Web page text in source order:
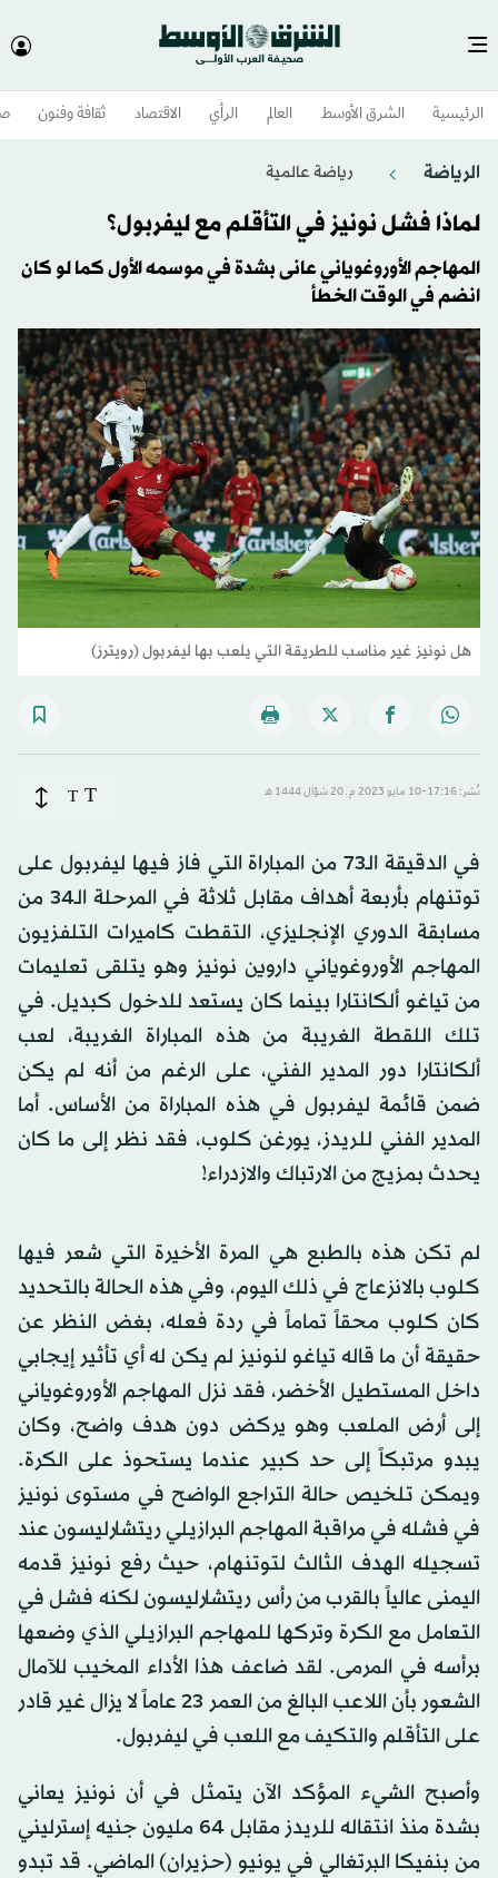
الرئيسية الشرق الأوسط​ العالم الرأي الاقتصاد ثقافة وفنون
الرياضة رياضة عالمية
لماذا فشل نونيز في التأقلم مع ليفربول؟
المهاجم الأوروغوياني عانى بشدة في موسمه الأول كما لو كان
انضم في الوقت الخطأ
هل نونيز غير مناسب للطريقة التي يلعب بها ليفربول (رويترز)
نُشر: 17:16-10 مايو 2023 م ـ 20 شوّال 1444 هـ T
T
في الدقيقة الـ73 من المباراة التي فاز فيها ليفربول على
توتنهام بأربعة أهداف مقابل ثلاثة في المرحلة الـ34 من
مسابقة الدوري الإنجليزي، التقطت كاميرات التلفزيون
المهاجم الأوروغوياني داروين نونيز وهو يتلقى تعليمات
من تياغو ألكانتارا بينما كان يستعد للدخول كبديل. في
تلك اللقطة الغريبة من هذه المباراة الغريبة، لعب
ألكانتارا دور المدير الفني، على الرغم من أنه لم يكن
ضمن قائمة ليفربول في هذه المباراة من الأساس. أما
المدير الفني للريدز، يورغن كلوب، فقد نظر إلى ما كان
يحدث بمزيج من الارتباك والازدراء!
لم تكن هذه بالطبع هي المرة الأخيرة التي شعر فيها
كلوب بالانزعاج في ذلك اليوم، وفي هذه الحالة بالتحديد
كان كلوب محقاً تماماً في ردة فعله، بغض النظر عن
حقيقة أن ما قاله تياغو لنونيز لم يكن له أي تأثير إيجابي
داخل المستطيل الأخضر، فقد نزل المهاجم الأوروغوياني
إلى أرض الملعب وهو يركض دون هدف واضح، وكان
يبدو مرتبكاً إلى حد كبير عندما يستحوذ على الكرة.
ويمكن تلخيص حالة التراجع الواضح في مستوى نونيز
في فشله في مراقبة المهاجم البرازيلي ريتشارليسون عند
تسجيله الهدف الثالث لتوتنهام، حيث رفع نونيز قدمه
اليمنى عالياً بالقرب من رأس ريتشارليسون لكنه فشل في
التعامل مع الكرة وتركها للمهاجم البرازيلي الذي وضعها
برأسه في المرمى. لقد ضاعف هذا الأداء المخيب للآمال
الشعور بأن اللاعب البالغ من العمر 23 عاماً لا يزال غير قادر
على التأقلم والتكيف مع اللعب في ليفربول.
وأصبح الشيء المؤكد الآن يتمثل في أن نونيز يعاني
بشدة منذ انتقاله للريدز مقابل 64 مليون جنيه إسترليني
من بنفيكا البرتغالي في يونيو (حزيران) الماضي. قد تبدو